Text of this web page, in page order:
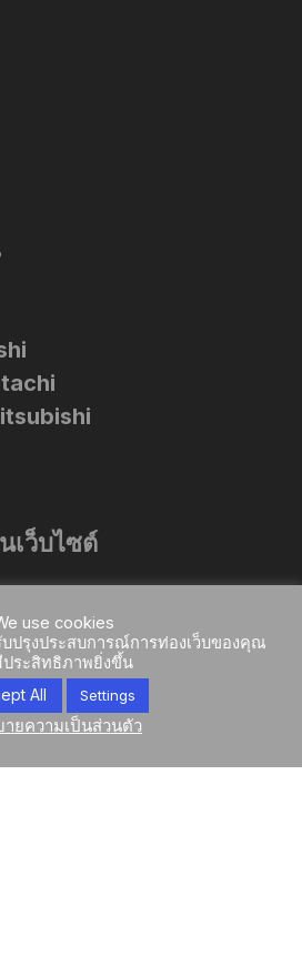
เว็บไซต์
ว็บไซต์
ค้ด
อสินค้า
รเครดิต
use cookies
ปรุงประสบการณ์การท่องเว็บของคุณ
ระสิทธิภาพยิ่งขึ้น
All Settings
ายความเป็นส่วนตัว